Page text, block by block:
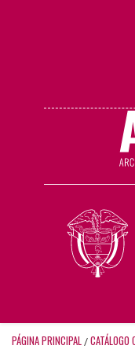
PÁGINA PRINCIPAL / CATÁLOGO